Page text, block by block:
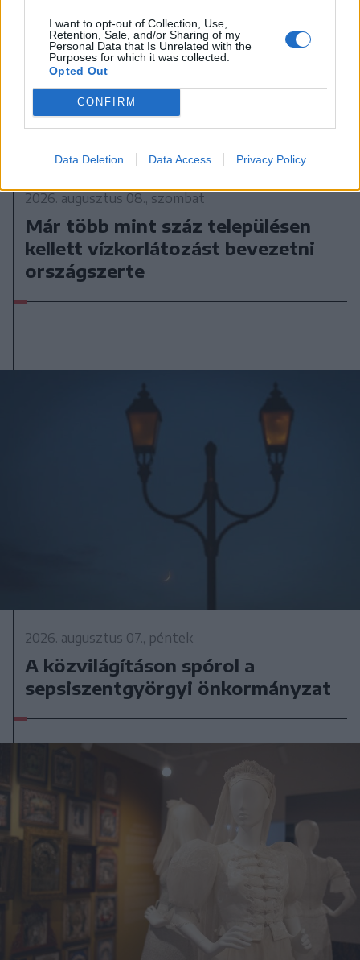
I want to opt-out of Collection, Use,
Retention, Sale, and/or Sharing of my
Personal Data that Is Unrelated with the
Purposes for which it was collected.
Opted Out
CONFIRM
Data Deletion Data Access Privacy Policy
2026. augusztus 08., szombat
Már több mint száz településen
kellett vízkorlátozást bevezetni
országszerte
2026. augusztus 07., péntek
A közvilágításon spórol a
sepsiszentgyörgyi önkormányzat